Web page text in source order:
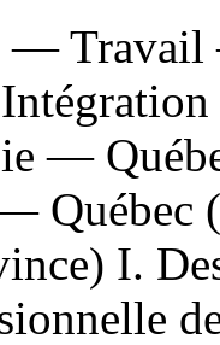
—
—
Québec
I.